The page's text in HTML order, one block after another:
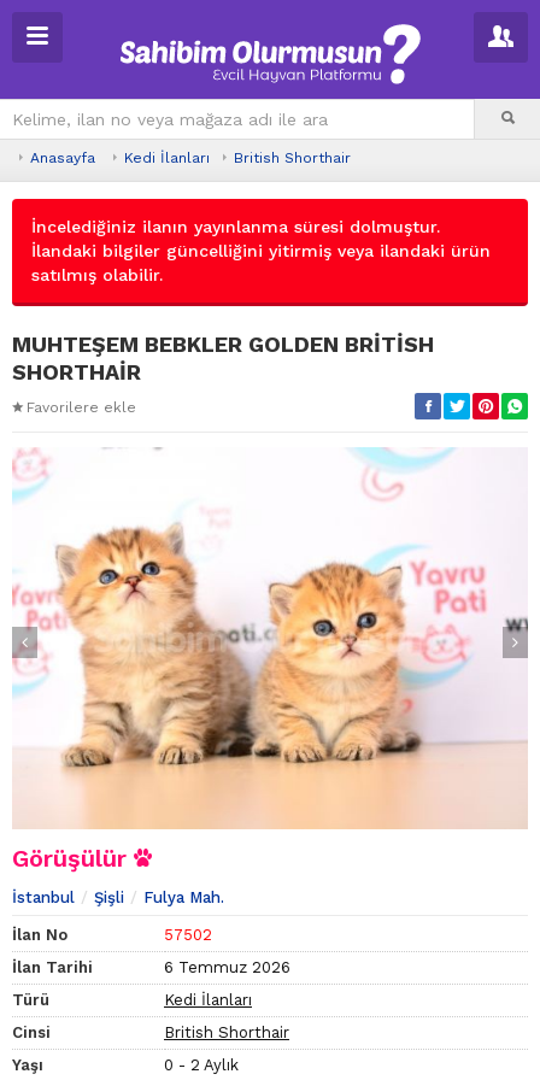
Anasayfa Kedi İlanları British Shorthair
İncelediğiniz ilanın yayınlanma süresi dolmuştur.
İlandaki bilgiler güncelliğini yitirmiş veya ilandaki ürün
satılmış olabilir.
MUHTEŞEM BEBKLER GOLDEN BRİTİSH
SHORTHAİR
Favorilere ekle
Görüşülür
İstanbul Şişli Fulya Mah.
İlan No
57502
İlan Tarihi
6 Temmuz 2026
Türü
Kedi İlanları
Cinsi
British Shorthair
Yaşı
0 - 2 Aylık